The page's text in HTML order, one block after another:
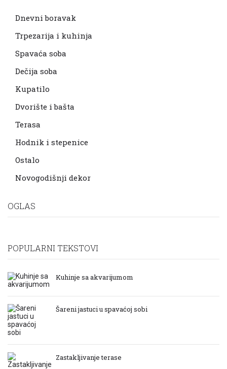
Dnevni boravak
Trpezarija i kuhinja
Spavaća soba
Dečija soba
Kupatilo
Dvorište i bašta
Terasa
Hodnik i stepenice
Ostalo
Novogodišnji dekor
OGLAS
POPULARNI TEKSTOVI
Kuhinje sa akvarijumom
Šareni jastuci u spavaćoj sobi
Zastakljivanje terase